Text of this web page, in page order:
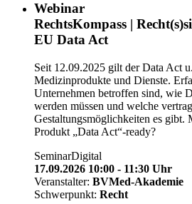
Webinar
RechtsKompass |
EU Data Act
Seit 12.09.2025 gilt der Data Act
Medizinprodukte und Dienste.
Unternehmen betroffen sind, wie
werden müssen und welche
Gestaltungsmöglichkeiten es gibt.
Produkt „Data Act“-ready?
SeminarDigital
17.09.2026 10:00 - 11:30 Uhr
Veranstalter: BVMed-Akademie
Schwerpunkt: Recht